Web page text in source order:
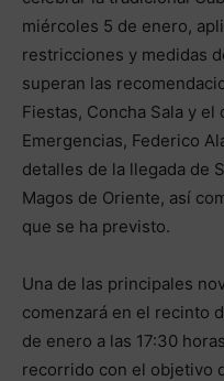
miércoles 5 de enero,
restricciones y medidas
superan las
Fiestas, Concha Sala y
Emergencias, Federico
detalles de la llegada de
Magos de Oriente, así
que se ha previsto.
Una de las principales
comenzará en el recinto
de enero a las 17:30
recorrido con el objetivo